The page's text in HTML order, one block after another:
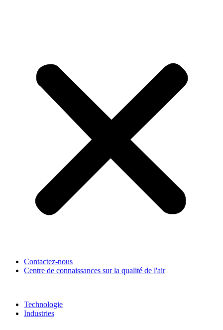
Contactez-nous
Centre de connaissances sur la qualité de l'air
Technologie
Industries